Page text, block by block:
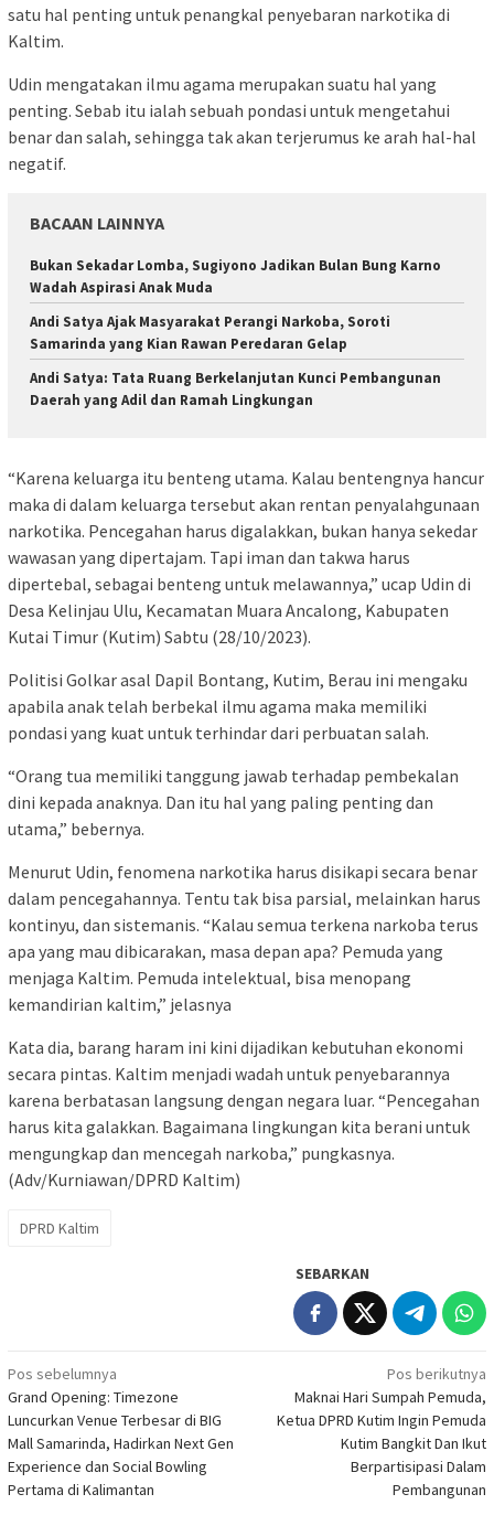
satu hal penting untuk penangkal penyebaran narkotika di
Kaltim.
Udin mengatakan ilmu agama merupakan suatu hal yang
penting. Sebab itu ialah sebuah pondasi untuk mengetahui
benar dan salah, sehingga tak akan terjerumus ke arah hal-hal
negatif.
BACAAN LAINNYA
Bukan Sekadar Lomba, Sugiyono Jadikan Bulan Bung Karno
Wadah Aspirasi Anak Muda
Andi Satya Ajak Masyarakat Perangi Narkoba, Soroti
Samarinda yang Kian Rawan Peredaran Gelap
Andi Satya: Tata Ruang Berkelanjutan Kunci Pembangunan
Daerah yang Adil dan Ramah Lingkungan
“Karena keluarga itu benteng utama. Kalau bentengnya hancur
maka di dalam keluarga tersebut akan rentan penyalahgunaan
narkotika. Pencegahan harus digalakkan, bukan hanya sekedar
wawasan yang dipertajam. Tapi iman dan takwa harus
dipertebal, sebagai benteng untuk melawannya,” ucap Udin di
Desa Kelinjau Ulu, Kecamatan Muara Ancalong, Kabupaten
Kutai Timur (Kutim) Sabtu (28/10/2023).
Politisi Golkar asal Dapil Bontang, Kutim, Berau ini mengaku
apabila anak telah berbekal ilmu agama maka memiliki
pondasi yang kuat untuk terhindar dari perbuatan salah.
“Orang tua memiliki tanggung jawab terhadap pembekalan
dini kepada anaknya. Dan itu hal yang paling penting dan
utama,” bebernya.
Menurut Udin, fenomena narkotika harus disikapi secara benar
dalam pencegahannya. Tentu tak bisa parsial, melainkan harus
kontinyu, dan sistemanis. “Kalau semua terkena narkoba terus
apa yang mau dibicarakan, masa depan apa? Pemuda yang
menjaga Kaltim. Pemuda intelektual, bisa menopang
kemandirian kaltim,” jelasnya
Kata dia, barang haram ini kini dijadikan kebutuhan ekonomi
secara pintas. Kaltim menjadi wadah untuk penyebarannya
karena berbatasan langsung dengan negara luar. “Pencegahan
harus kita galakkan. Bagaimana lingkungan kita berani untuk
mengungkap dan mencegah narkoba,” pungkasnya.
(Adv/Kurniawan/DPRD Kaltim)
DPRD Kaltim
SEBARKAN
Navigasi
pos
Pos sebelumnya
Grand Opening: Timezone
Luncurkan Venue Terbesar di BIG
Mall Samarinda, Hadirkan Next Gen
Experience dan Social Bowling
Pertama di Kalimantan
Pos berikutnya
Maknai Hari Sumpah Pemuda,
Ketua DPRD Kutim Ingin Pemuda
Kutim Bangkit Dan Ikut
Berpartisipasi Dalam
Pembangunan